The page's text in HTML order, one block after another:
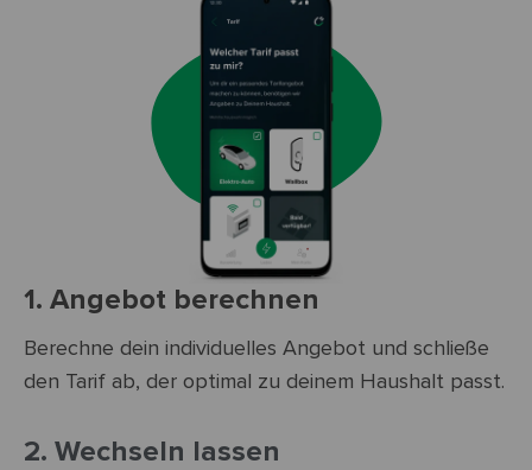
1. Angebot berechnen
Berechne dein individuelles Angebot und schließe
den Tarif ab, der optimal zu deinem Haushalt passt.
2. Wechseln lassen